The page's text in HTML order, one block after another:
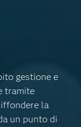
gestione e
tramite
la
un punto di